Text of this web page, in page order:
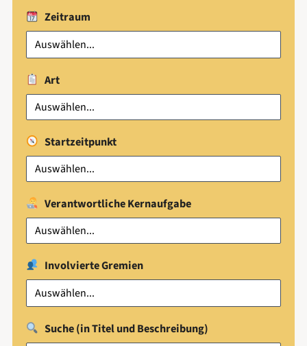
Zeitraum
Art
Startzeitpunkt
Verantwortliche Kernaufgabe
Involvierte Gremien
Suche (in Titel und Beschreibung)​